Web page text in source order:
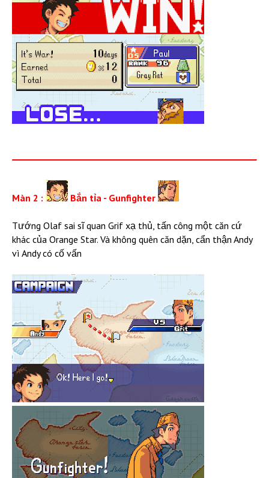
Màn 2 : Bắn tỉa - Gunfighter
Tướng Olaf sai sĩ quan Grif xạ thủ, tấn công một căn cứ
khác của Orange Star. Và không quên căn dặn, cẩn thận Andy
vì Andy có cố vấn